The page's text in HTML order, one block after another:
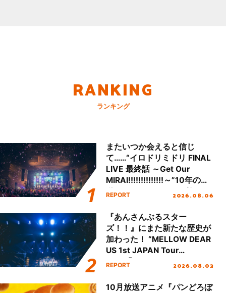
RANKING
ランキング
またいつか会えると信じ
て……“イロドリミドリ FINAL
LIVE 最終話 ～Get Our
MIRAI!!!!!!!!!!!!!!～”10年の活
動を経てファイナルを迎える
REPORT 2026.08.06
『あんさんぶるスター
ズ！！』にまた新たな歴史が
加わった！ “MELLOW DEAR
US 1st JAPAN Tour
Final「NICE to meet YOU
ート!!
REPORT 2026.08.03
10月放送アニメ『パンどろぼ